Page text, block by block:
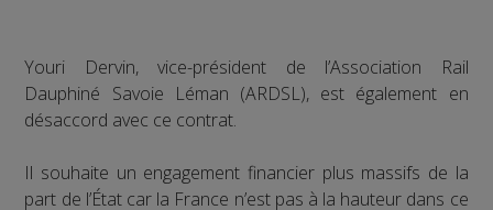
Youri Dervin, vice-président de l’Association Rail
Dauphiné Savoie Léman (ARDSL), est également en
désaccord avec ce contrat.
Il souhaite un engagement financier plus massifs de la
part de l’État car la France n’est pas à la hauteur dans ce